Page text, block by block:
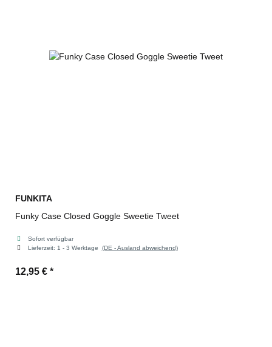
FUNKITA
Funky Case Closed Goggle Sweetie Tweet
Sofort verfügbar
Lieferzeit: 1 - 3 Werktage (DE - Ausland abweichend)
12,95 € *